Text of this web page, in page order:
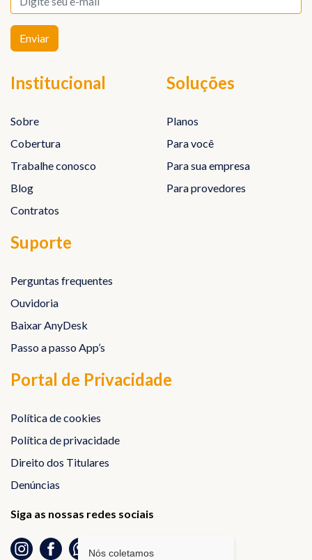
Nós coletamos
Institucional
Sobre
Cobertura
Trabalhe conosco
Blog
Contratos
Soluções
Planos
Para você
Para sua empresa
Para provedores
Suporte
Perguntas frequentes
Ouvidoria
Baixar AnyDesk
Passo a passo App’s
Portal de Privacidade
Política de cookies
Política de privacidade
Direito dos Titulares
Denúncias
Siga as nossas redes sociais